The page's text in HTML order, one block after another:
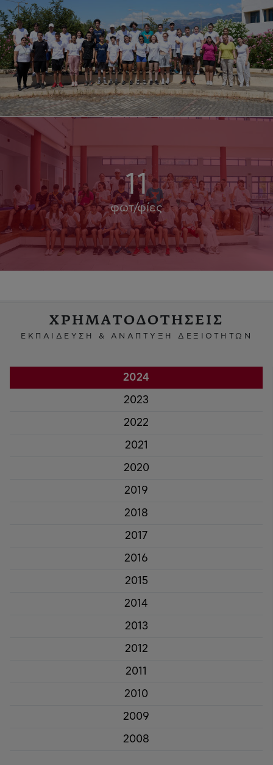
11
φωτ/φίες
ΧΡΗΜΑΤΟΔΟΤΗΣΕΙΣ
ΕΚΠΑΙΔΕΥΣΗ & ΑΝΑΠΤΥΞΗ ΔΕΞΙΟΤΗΤΩΝ
2024
2023
2022
2021
2020
2019
2018
2017
2016
2015
2014
2013
2012
2011
2010
2009
2008